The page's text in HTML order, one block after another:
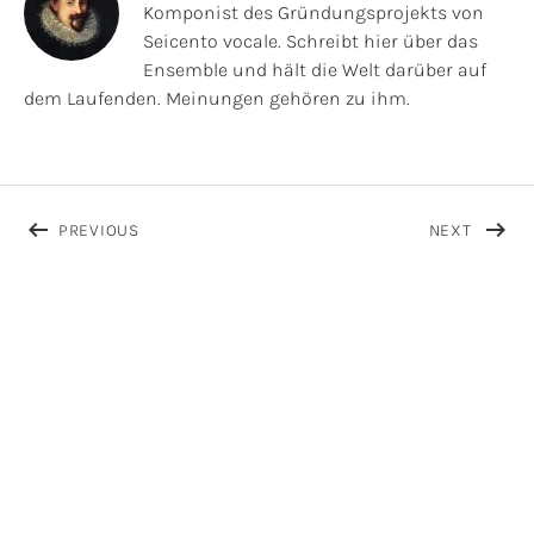
Komponist des Gründungsprojekts von
Seicento vocale. Schreibt hier über das
Ensemble und hält die Welt darüber auf
dem Laufenden. Meinungen gehören zu ihm.
PREVIOUS POST: KONZERTANKÜNDIGUNG: MOERS
NEXT